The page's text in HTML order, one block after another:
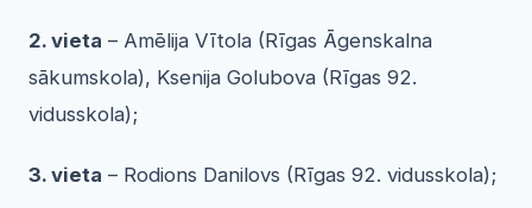
2. vieta – Amēlija Vītola (Rīgas Āgenskalna
sākumskola), Ksenija Golubova (Rīgas 92.
vidusskola);
3. vieta – Rodions Danilovs (Rīgas 92. vidusskola);